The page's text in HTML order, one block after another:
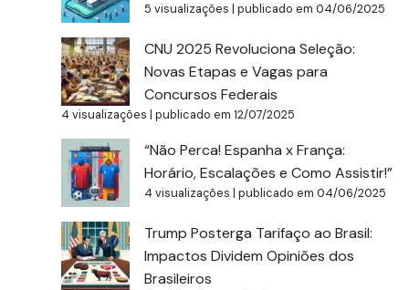
5 visualizações |publicado em 04/06/2025
CNU 2025 Revoluciona Seleção:
Novas Etapas e Vagas para
Concursos Federais
4 visualizações |publicado em 12/07/2025
“Não Perca! Espanha x França:
Horário, Escalações e Como Assistir!”
4 visualizações |publicado em 04/06/2025
Trump Posterga Tarifaço ao Brasil:
Impactos Dividem Opiniões dos
Brasileiros